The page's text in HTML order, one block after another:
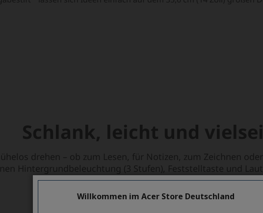
Willkommen im Acer Store Deutschland